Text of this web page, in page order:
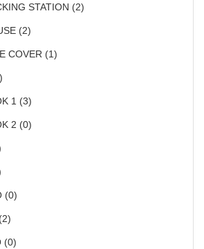
STATION (2)
(2)
COVER (1)
1 (3)
2 (0)
(0)
(2)
(0)